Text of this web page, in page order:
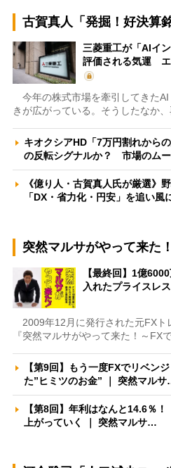
古賀真人「発掘！好決算銘
三菱重工が「AIイ
評価される気運
今年の株式市場を牽引してきた
きが広がっている。そうしたなか
キオクシアHD「7万円割れから
の反転シグナルか？ 市場のム
《億り人・古賀真人氏が厳選》
「DX・省力化・円安」を追い風
突然マルサがやって来た！
【最終回】1億
入れたプライスレ
2009年12月に発行された元FXト
『突然マルサがやって来た！～FX
【第9回】もう一度FXでリベン
た”ヒミツのお金” ｜ 突然マル
【第8回】年利はなんと14.6％
上がっていく ｜ 突然マルサ…